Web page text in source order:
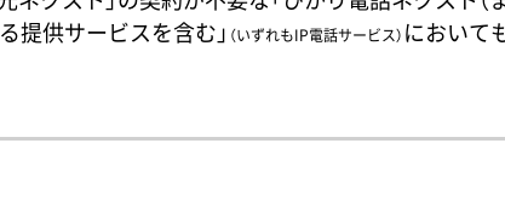
る提供サービスを含む」 （いずれもIP電話サービス） において